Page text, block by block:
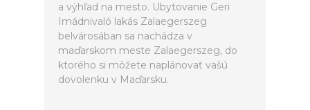
a výhľad na mesto. Ubytovanie Geri
Imádnivaló lakás Zalaegerszeg
belvárosában sa nachádza v
maďarskom meste Zalaegerszeg, do
ktorého si môžete naplánovať vašú
dovolenku v Maďarsku.